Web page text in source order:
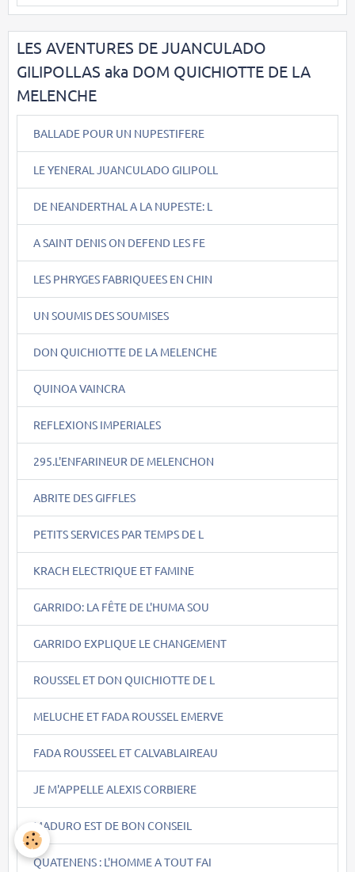
LES AVENTURES DE JUANCULADO
GILIPOLLAS aka DOM QUICHIOTTE DE LA
MELENCHE
BALLADE POUR UN NUPESTIFERE
LE YENERAL JUANCULADO GILIPOLL
DE NEANDERTHAL A LA NUPESTE: L
A SAINT DENIS ON DEFEND LES FE
LES PHRYGES FABRIQUEES EN CHIN
UN SOUMIS DES SOUMISES
DON QUICHIOTTE DE LA MELENCHE
QUINOA VAINCRA
REFLEXIONS IMPERIALES
295.L'ENFARINEUR DE MELENCHON
ABRITE DES GIFFLES
PETITS SERVICES PAR TEMPS DE L
KRACH ELECTRIQUE ET FAMINE
GARRIDO: LA FÊTE DE L'HUMA SOU
GARRIDO EXPLIQUE LE CHANGEMENT
ROUSSEL ET DON QUICHIOTTE DE L
MELUCHE ET FADA ROUSSEL EMERVE
FADA ROUSSEEL ET CALVABLAIREAU
JE M'APPELLE ALEXIS CORBIERE
MADURO EST DE BON CONSEIL
QUATENENS : L'HOMME A TOUT FAI